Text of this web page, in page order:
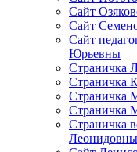
Сайт
Сайт
Сайт
Юрьевны
Страничка
Страничка
Страничка
Страничка
Cтраничка
Леонидовны